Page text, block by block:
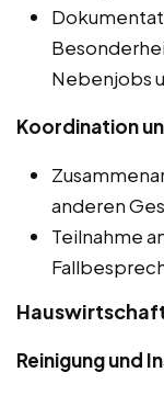
Nebenjobs
Koordination
anderen
Teilnahme
Reinigung und